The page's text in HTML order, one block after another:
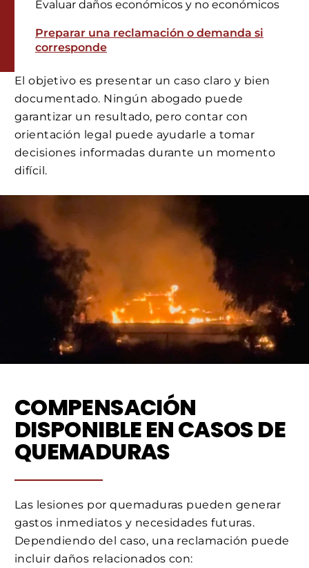
Evaluar daños económicos y no económicos
Preparar una reclamación o demanda si
corresponde
El objetivo es presentar un caso claro y bien
documentado. Ningún abogado puede
garantizar un resultado, pero contar con
orientación legal puede ayudarle a tomar
decisiones informadas durante un momento
difícil.
COMPENSACIÓN
DISPONIBLE EN CASOS DE
QUEMADURAS
Las lesiones por quemaduras pueden generar
gastos inmediatos y necesidades futuras.
Dependiendo del caso, una reclamación puede
incluir daños relacionados con: